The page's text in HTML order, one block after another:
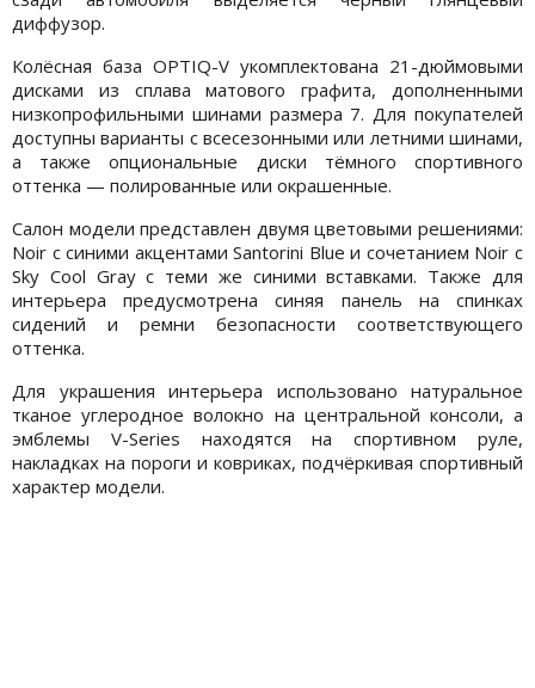
диффузор.
Колёсная база OPTIQ-V укомплектована 21-дюймовыми
дисками из сплава матового графита, дополненными
низкопрофильными шинами размера 7. Для покупателей
доступны варианты с всесезонными или летними шинами,
а также опциональные диски тёмного спортивного
оттенка — полированные или окрашенные.
Салон модели представлен двумя цветовыми решениями:
Noir с синими акцентами Santorini Blue и сочетанием Noir с
Sky Cool Gray с теми же синими вставками. Также для
интерьера предусмотрена синяя панель на спинках
сидений и ремни безопасности соответствующего
оттенка.
Для украшения интерьера использовано натуральное
тканое углеродное волокно на центральной консоли, а
эмблемы V-Series находятся на спортивном руле,
накладках на пороги и ковриках, подчёркивая спортивный
характер модели.